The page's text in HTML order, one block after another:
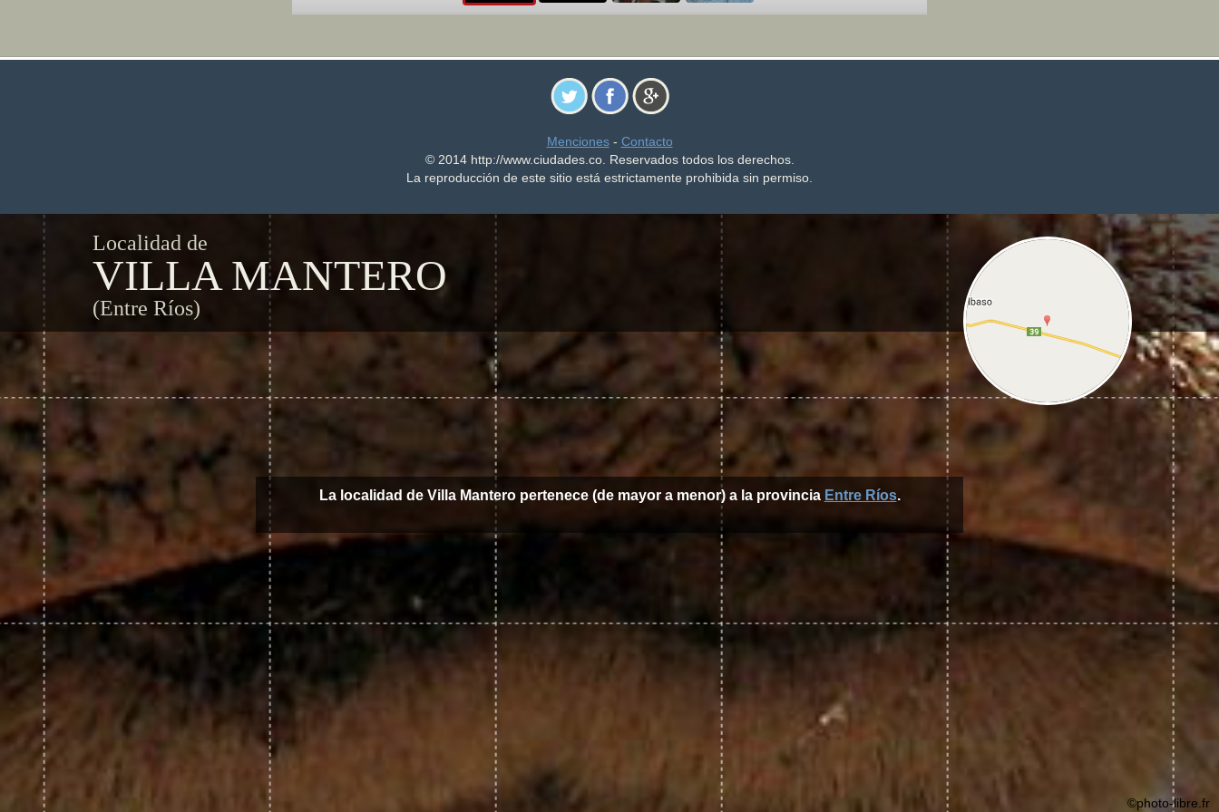
Menciones- Contacto
© 2014 http://www.ciudades.co. Reservados todos los derechos.
La reproducción de este sitio está estrictamente prohibida sin permiso.
Localidad de
VILLA MANTERO
(Entre Ríos)
La localidad de Villa Mantero pertenece (de mayor a menor) a la provincia Entre Ríos.
©photo-libre.fr